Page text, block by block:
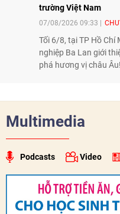
trường Việt Nam
07/08/2026 09:33
Tối 6/8, tại TP Hồ Chí
nghiệp Ba Lan giới
phá hương vị châu
Multimedia
Podcasts Video